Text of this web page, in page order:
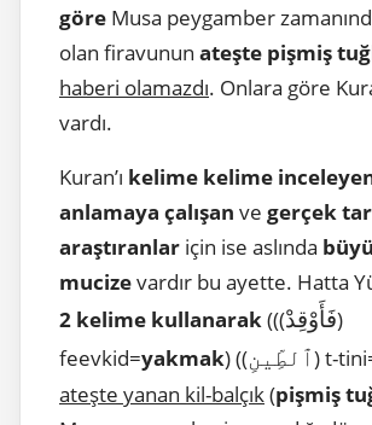
göre Musa peygamber
olan firavunun ateşte pişmiş
haberi olamazdı. Onlara göre
vardı.
Kuran’ı kelime kelime
anlamaya çalışan ve gerçek
araştıranlar için ise aslında
mucizevardır bu ayette. Hatta
2 kelime kullanarak(((فَأَوْقِدْ)
feevkid=yakmak) ((ٱلطِّينِ) t-
ateşte yanan kil-balçık(pişmiş